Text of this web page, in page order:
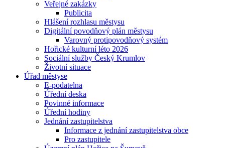
Veřejné zakázky
Publicita
Hlášení rozhlasu městysu
Digitální povodňový plán městysu
Varovný protipovodňový systém
Hořické kulturní léto 2026
Sociální služby Český Krumlov
Životní situace
Úřad městyse
E-podatelna
Úřední deska
Povinné informace
Úřední hodiny
Jednání zastupitelstva
Informace z jednání zastupitelstva obce
Pro zastupitele